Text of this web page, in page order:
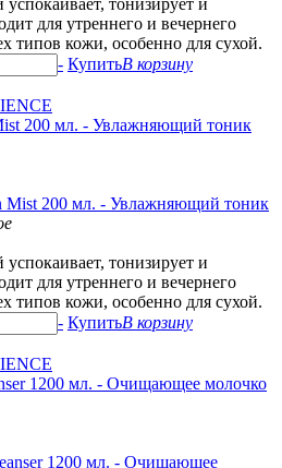
для утреннего и вечернего
типов кожи, особенно для сухой.
- КупитьВ корзину
200 мл. - Увлажняющий тоник
тонизирует и
для утреннего и вечернего
типов кожи, особенно для сухой.
- КупитьВ корзину
1200 мл. - Очищающее молочко